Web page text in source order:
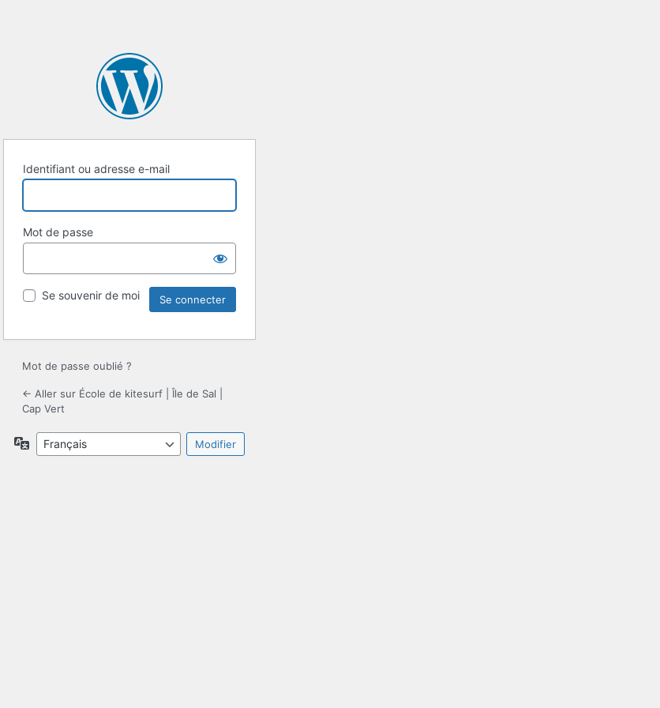
Identifiant ou adresse e-mail
Mot de passe
Se souvenir de moi
Mot de passe oublié ?
← Aller sur École de kitesurf | Île de Sal |
Cap Vert
Langue